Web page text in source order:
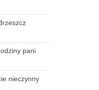
pani
nieczynny